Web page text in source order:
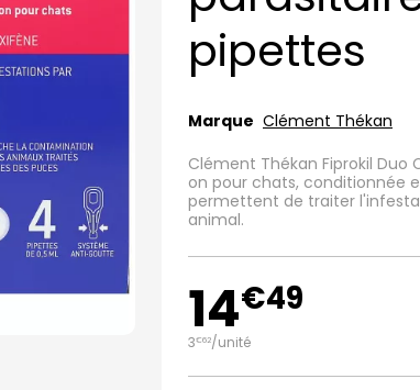
pipettes
Marque Clément Thékan
Clément Thékan Fiprokil
on pour chats, conditionnée
permettent de traiter
animal.
14€49
3€62/unité